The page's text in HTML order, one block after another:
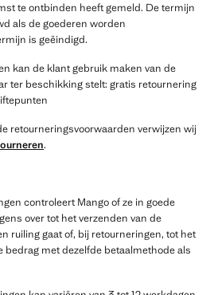
te ontbinden heeft gemeld. De termijn
als de goederen worden
is geëindigd.
kan de klant gebruik maken van de
ter beschikking stelt: gratis retournering
retourneringsvoorwaarden verwijzen wij
.
controleert Mango of ze in goede
over tot het verzenden van de
ruiling gaat of, bij retourneringen, tot het
bedrag met dezelfde betaalmethode als